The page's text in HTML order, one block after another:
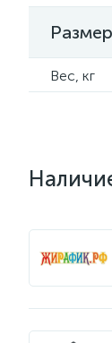
Вес, кг